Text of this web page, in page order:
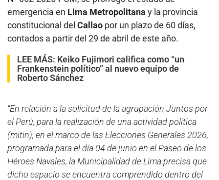
emergencia en Lima Metropolitana y la provincia
constitucional del Callao por un plazo de 60 días,
contados a partir del 29 de abril de este año.
LEE MÁS: Keiko Fujimori califica como “un
Frankenstein político” al nuevo equipo de
Roberto Sánchez
“En relación a la solicitud de la agrupación Juntos por
el Perú, para la realización de una actividad política
(mitin), en el marco de las Elecciones Generales 2026,
programada para el día 04 de junio en el Paseo de los
Héroes Navales, la Municipalidad de Lima precisa que
dicho espacio se encuentra comprendido dentro del